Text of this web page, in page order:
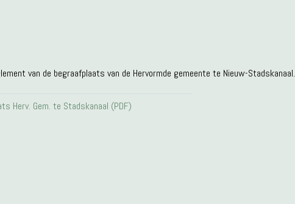
van de begraafplaats van de Hervormde gemeente te Nieuw-Stadskanaal.
Herv. Gem. te Stadskanaal (PDF)